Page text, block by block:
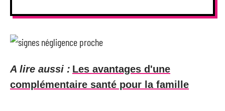
A lire aussi : Les avantages d'une
complémentaire santé pour la famille